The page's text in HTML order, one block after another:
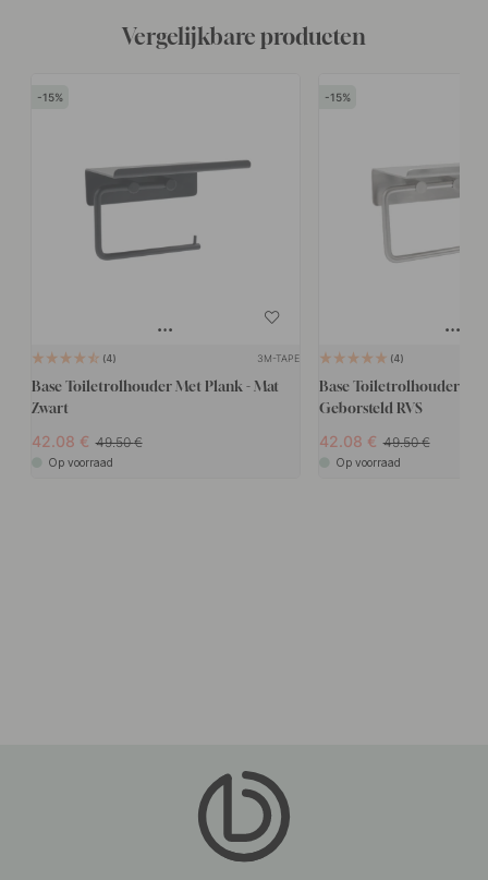
Vergelijkbare producten
15
4 3M-TAPE
Base Toiletrolhouder Met Plank - Mat
Zwart
42.08 49.50
Op voorraad
15
4
Base Toiletrolhouder
Geborsteld RVS
42.08 49.50
Op voorraad